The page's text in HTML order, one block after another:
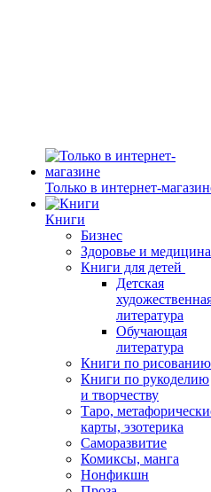
Только в интернет-
Книги
Бизнес
Здоровье и медицина
Книги для детей
Детская
литература
Обучающая
литература
Книги по рисованию
Книги по рукоделию
и творчеству
Таро,
карты, эзотерика
Саморазвитие
Комиксы, манга
Нонфикшн